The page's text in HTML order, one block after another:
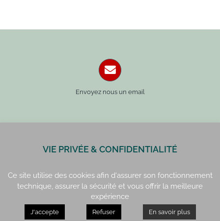
Envoyez nous un email
Rennes : 02 99 41 70 54
VIE PRIVÉE & CONFIDENTIALITÉ
Ce site utilise des cookies afin d'assurer son fonctionnement
technique, assurer la sécurité et vous offrir la meilleure
expérience
J'accepte Refuser En savoir plus